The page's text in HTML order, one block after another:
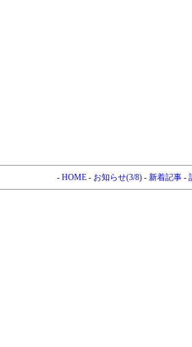
- HOME- お知らせ(3/8)- 新着記事-